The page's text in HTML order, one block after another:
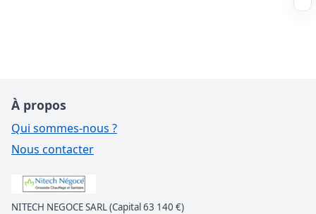
À propos
Qui sommes-nous ?
Nous contacter
NITECH NEGOCE SARL (Capital 63 140 €)